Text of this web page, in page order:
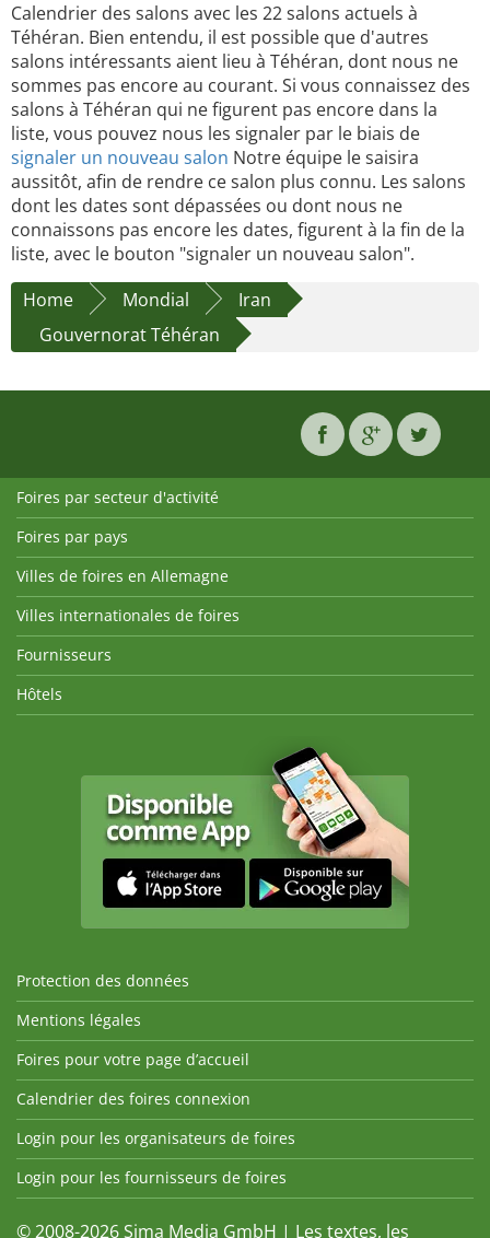
Calendrier des salons avec les 22 salons actuels à
Téhéran. Bien entendu, il est possible que d'autres
salons intéressants aient lieu à Téhéran, dont nous ne
sommes pas encore au courant. Si vous connaissez des
salons à Téhéran qui ne figurent pas encore dans la
liste, vous pouvez nous les signaler par le biais de
signaler un nouveau salon Notre équipe le saisira
aussitôt, afin de rendre ce salon plus connu. Les salons
dont les dates sont dépassées ou dont nous ne
connaissons pas encore les dates, figurent à la fin de la
liste, avec le bouton "signaler un nouveau salon".
Home
Mondial
Iran
Gouvernorat Téhéran
Foires par secteur d'activité
Foires par pays
Villes de foires en Allemagne
Villes internationales de foires
Fournisseurs
Hôtels
Protection des données
Mentions légales
Foires pour votre page d’accueil
Calendrier des foires connexion
Login pour les organisateurs de foires
Login pour les fournisseurs de foires
© 2008-2026 Sima Media GmbH | Les textes, les